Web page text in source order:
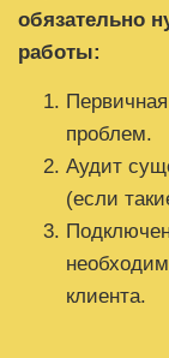
обязательно
работы:
проблем.
Аудит
(если
клиента.